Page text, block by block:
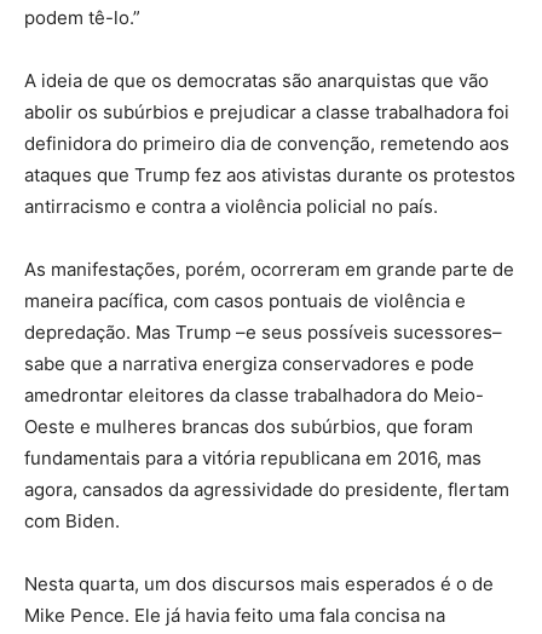
podem tê-lo.”
A ideia de que os democratas são anarquistas que vão
abolir os subúrbios e prejudicar a classe trabalhadora foi
definidora do primeiro dia de convenção, remetendo aos
ataques que Trump fez aos ativistas durante os protestos
antirracismo e contra a violência policial no país.
As manifestações, porém, ocorreram em grande parte de
maneira pacífica, com casos pontuais de violência e
depredação. Mas Trump –e seus possíveis sucessores–
sabe que a narrativa energiza conservadores e pode
amedrontar eleitores da classe trabalhadora do Meio-
Oeste e mulheres brancas dos subúrbios, que foram
fundamentais para a vitória republicana em 2016, mas
agora, cansados da agressividade do presidente, flertam
com Biden.
Nesta quarta, um dos discursos mais esperados é o de
Mike Pence. Ele já havia feito uma fala concisa na